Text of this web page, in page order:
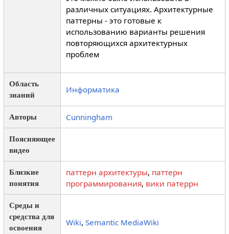
различных ситуациях. Архитектурные
паттерны - это готовые к
использованию варианты решения
повторяющихся архитектурных
проблем
Область
знаний
Информатика
Авторы Cunningham
Поясняющее
видео
Близкие
понятия
паттерн архитектуры, паттерн
программирования, вики патеррн
Среды и
средства для
освоения
Wiki, Semantic MediaWiki